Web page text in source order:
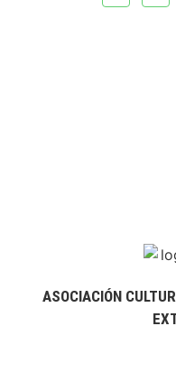
ASOCIACIÓN